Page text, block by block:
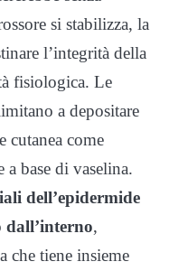
si stabilizza, la
l’integrità della
fisiologica. Le
a depositare
cutanea come
base di vaselina.
dell’epidermide
,
che tiene insieme